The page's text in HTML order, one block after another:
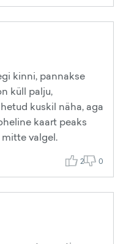
kinni, pannakse
küll palju,
kuskil näha, aga
kaart peaks
valgel.
2 0